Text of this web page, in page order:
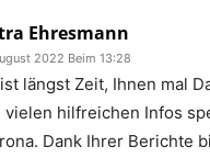
Ehresmann
2022 Beim 13:28
längst Zeit, Ihnen mal
vielen hilfreichen Infos
Dank Ihrer Berichte